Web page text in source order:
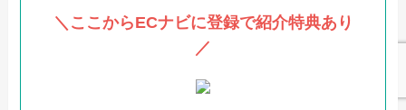
＼ここからECナビに登録で紹介特典あり
／